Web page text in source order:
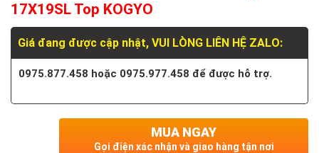
17X19SL Top KOGYO
Giá đang được cập nhật, VUI LÒNG LIÊN HỆ ZALO:
0975.877.458 hoặc 0975.977.458 để được hỗ trợ.
MUA NGAY
Gọi điện xác nhận và giao hàng tận nơi